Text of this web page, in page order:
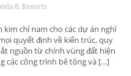
& Resorts
chỉ nam cho các dự án nghỉ
quyết định về kiến trúc, quy
nguồn từ chính vùng đất hiện
các công trình bê tông và […]